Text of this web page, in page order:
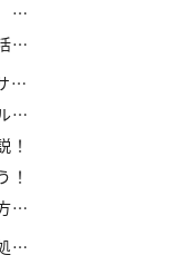
は
！
！
解